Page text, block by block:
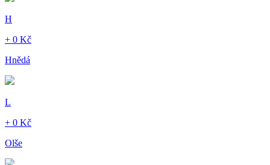
H
+ 0 Kč
Hnědá
L
+ 0 Kč
Olše